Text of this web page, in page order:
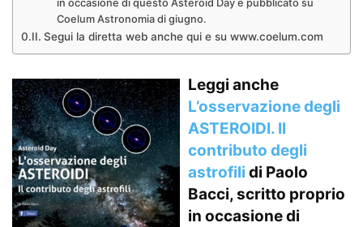
in occasione di questo Asteroid Day e pubblicato su
Coelum Astronomia di giugno.
Segui la diretta web anche qui e su www.coelum.com
Leggi anche
L’osservazione degli
ASTEROIDI. Il
contributo degli
astrofili di Paolo
Bacci, scritto proprio
in occasione di